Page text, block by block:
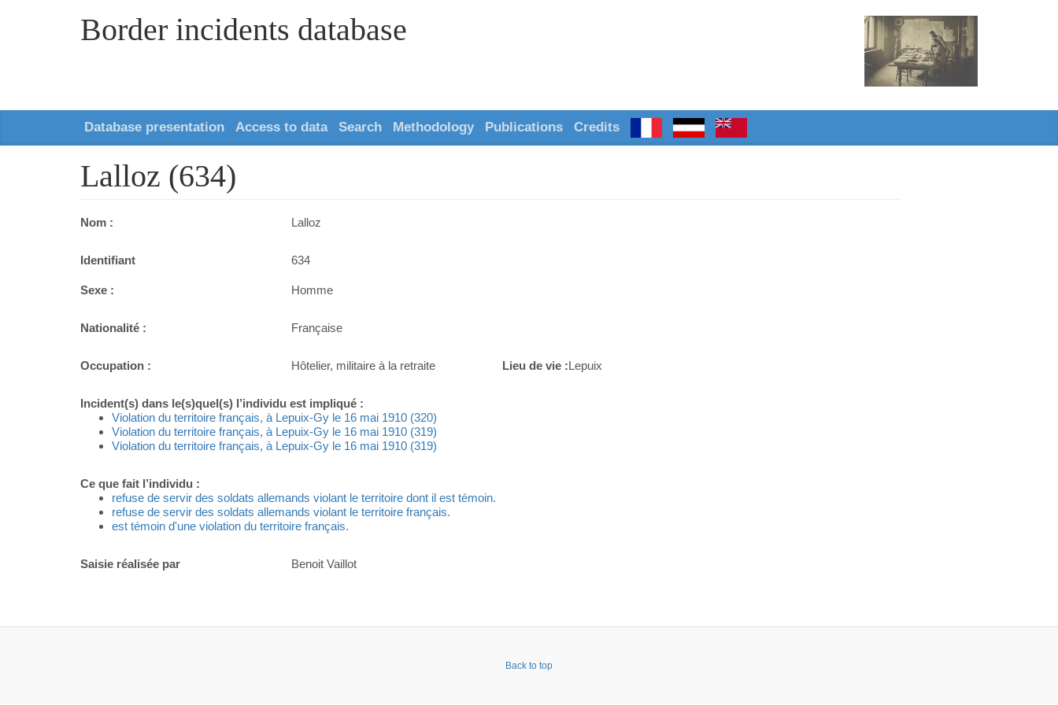
Border incidents database
Database presentation Access to data Search Methodology Publications Credits
Lalloz (634)
Nom : Lalloz
Identifiant 634
Sexe : Homme
Nationalité : Française
Occupation : Hôtelier, militaire à la retraite Lieu de vie :Lepuix
Incident(s) dans le(s)quel(s) l’individu est impliqué :
Violation du territoire français, à Lepuix-Gy le 16 mai 1910 (320)
Violation du territoire français, à Lepuix-Gy le 16 mai 1910 (319)
Violation du territoire français, à Lepuix-Gy le 16 mai 1910 (319)
Ce que fait l’individu :
refuse de servir des soldats allemands violant le territoire dont il est témoin.
refuse de servir des soldats allemands violant le territoire français.
est témoin d'une violation du territoire français.
Saisie réalisée par Benoit Vaillot
Back to top